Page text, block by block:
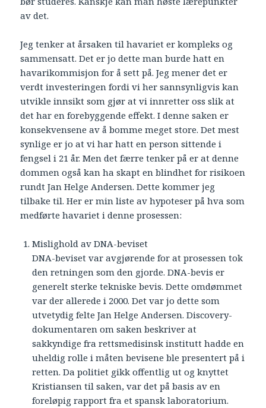
av det.
Jeg tenker at årsaken til havariet er kompleks og
sammensatt. Det er jo dette man burde hatt en
havarikommisjon for å sett på. Jeg mener det er
verdt investeringen fordi vi her sannsynligvis kan
utvikle innsikt som gjør at vi innretter oss slik at
det har en forebyggende effekt. I denne saken er
konsekvensene av å bomme meget store. Det mest
synlige er jo at vi har hatt en person sittende i
fengsel i 21 år. Men det færre tenker på er at denne
dommen også kan ha skapt en blindhet for risikoen
rundt Jan Helge Andersen. Dette kommer jeg
tilbake til. Her er min liste av hypoteser på hva som
medførte havariet i denne prosessen:
Mislighold av DNA-beviset
DNA-beviset var avgjørende for at prosessen tok
den retningen som den gjorde. DNA-bevis er
generelt sterke tekniske bevis. Dette omdømmet
var der allerede i 2000. Det var jo dette som
utvetydig felte Jan Helge Andersen. Discovery-
dokumentaren om saken beskriver at
sakkyndige fra rettsmedisinsk institutt hadde en
uheldig rolle i måten bevisene ble presentert på i
retten. Da politiet gikk offentlig ut og knyttet
Kristiansen til saken, var det på basis av en
foreløpig rapport fra et spansk laboratorium.